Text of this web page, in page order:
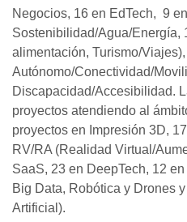
Negocios, 16 en EdTech, 9
Sostenibilidad/Agua/Energía,
alimentación, Turismo/
Autónomo/Conectividad/
Discapacidad/Accesibilidad.
proyectos atendiendo al
proyectos en Impresión 3D,
RV/RA (Realidad Virtual/
SaaS, 23 en DeepTech, 12
Big Data, Robótica y Drones
Artificial).